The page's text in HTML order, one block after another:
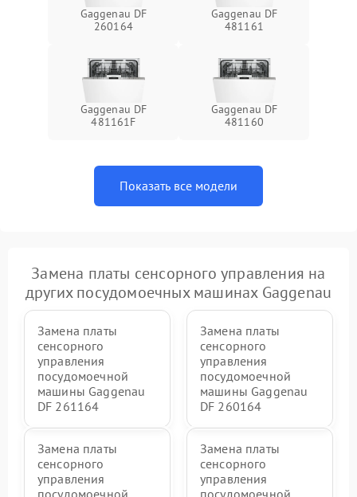
Gaggenau DF
260164
Gaggenau DF
481161
Gaggenau DF
481161F
Gaggenau DF
481160
Показать все модели
Замена платы сенсорного управления на
других посудомоечных машинах Gaggenau
Замена платы
сенсорного
управления
посудомоечной
машины Gaggenau
DF 261164
Замена платы
сенсорного
управления
посудомоечной
машины Gaggenau
DF 260164
Замена платы
сенсорного
управления
Замена платы
сенсорного
управления